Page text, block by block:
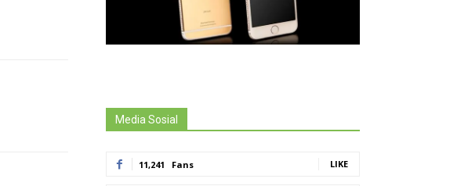
Media Sosial
11,241 Fans LIKE